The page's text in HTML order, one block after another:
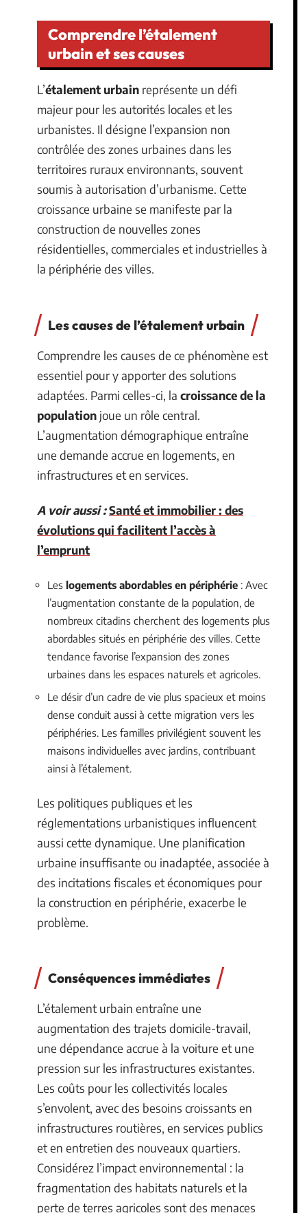
Comprendre l’étalement
urbain et ses causes
L’étalement urbain représente un défi
majeur pour les autorités locales et les
urbanistes. Il désigne l’expansion non
contrôlée des zones urbaines dans les
territoires ruraux environnants, souvent
soumis à autorisation d’urbanisme. Cette
croissance urbaine se manifeste par la
construction de nouvelles zones
résidentielles, commerciales et industrielles à
la périphérie des villes.
Les causes de l’étalement urbain
Comprendre les causes de ce phénomène est
essentiel pour y apporter des solutions
adaptées. Parmi celles-ci, la croissance de la
population joue un rôle central.
L’augmentation démographique entraîne
une demande accrue en logements, en
infrastructures et en services.
A voir aussi :Santé et immobilier : des
évolutions qui facilitent l’accès à
l’emprunt
Les logements abordables en périphérie : Avec
l’augmentation constante de la population, de
nombreux citadins cherchent des logements plus
abordables situés en périphérie des villes. Cette
tendance favorise l’expansion des zones
urbaines dans les espaces naturels et agricoles.
Le désir d’un cadre de vie plus spacieux et moins
dense conduit aussi à cette migration vers les
périphéries. Les familles privilégient souvent les
maisons individuelles avec jardins, contribuant
ainsi à l’étalement.
Les politiques publiques et les
réglementations urbanistiques influencent
aussi cette dynamique. Une planification
urbaine insuffisante ou inadaptée, associée à
des incitations fiscales et économiques pour
la construction en périphérie, exacerbe le
problème.
Conséquences immédiates
L’étalement urbain entraîne une
augmentation des trajets domicile-travail,
une dépendance accrue à la voiture et une
pression sur les infrastructures existantes.
Les coûts pour les collectivités locales
s’envolent, avec des besoins croissants en
infrastructures routières, en services publics
et en entretien des nouveaux quartiers.
Considérez l’impact environnemental : la
fragmentation des habitats naturels et la
perte de terres agricoles sont des menaces